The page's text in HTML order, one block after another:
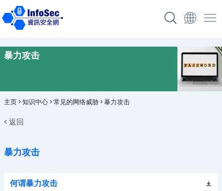
暴力攻击
主页>知识中心>常见的网络威胁>暴力攻击
< 返回
暴力攻击
何谓暴力攻击